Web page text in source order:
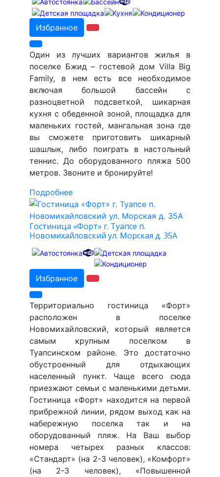
Избранное
Один из лучших вариантов жилья в
поселке Бжид – гостевой дом Villa Big
Family, в нем есть все необходимое
включая большой бассейн с
разноцветной подсветкой, шикарная
кухня с обеденной зоной, площадка для
маленьких гостей, мангальная зона где
вы сможете приготовить шикарный
шашлык, либо поиграть в настольный
теннис. До оборудованного пляжа 500
метров. Звоните и бронируйте!
Подробнее
Гостиница «Форт» г. Туапсе п.
Новомихайловский ул. Морская д. 35А
Избранное
Территориально гостиница «Форт»
расположен в поселке
Новомихайловский, который является
самым крупным поселком в
Туапсинском районе. Это достаточно
обустроенный для отдыхающих
населенный пункт. Чаще всего сюда
приезжают семьи с маленькими детьми.
Гостиница «Форт» находится на первой
прибрежной линии, рядом выход как на
набережную поселка так и на
оборудованный пляж. На Ваш выбор
номера четырех разных классов:
«Стандарт» (на 2-3 человек), «Комфорт»
(на 2-3 человек), «Повышенной